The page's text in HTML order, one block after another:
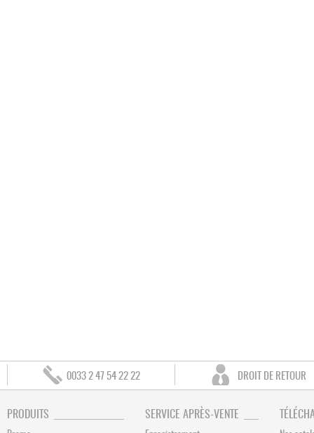
0033 2 47 54 22 22 DROIT DE RETOUR
PRODUITS SERVICE APRÈS-VENTE